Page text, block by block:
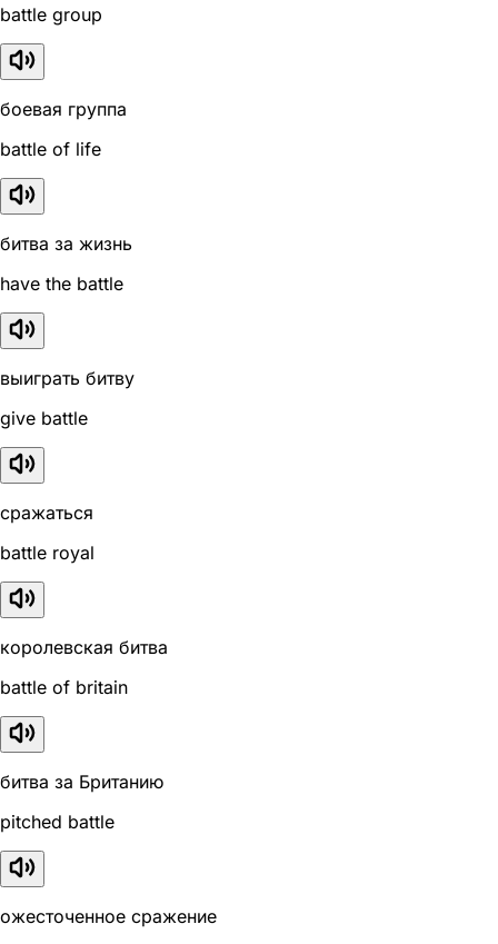
battle group
боевая группа
battle of life
битва за жизнь
have the battle
выиграть битву
give battle
сражаться
battle royal
королевская битва
battle of britain
битва за Британию
pitched battle
ожесточенное сражение